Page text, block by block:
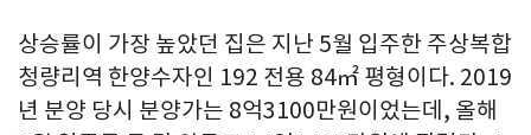
상승률이 가장 높았던 집은 지난 5월 입주한 주상복합
청량리역 한양수자인 192 전용 84㎡ 평형이다. 2019
년 분양 당시 분양가는 8억3100만원이었는데, 올해